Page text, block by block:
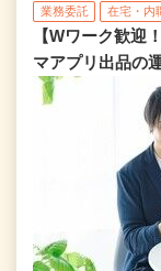
業務委託 在宅・内
【Wワーク歓迎
マアプリ出品の